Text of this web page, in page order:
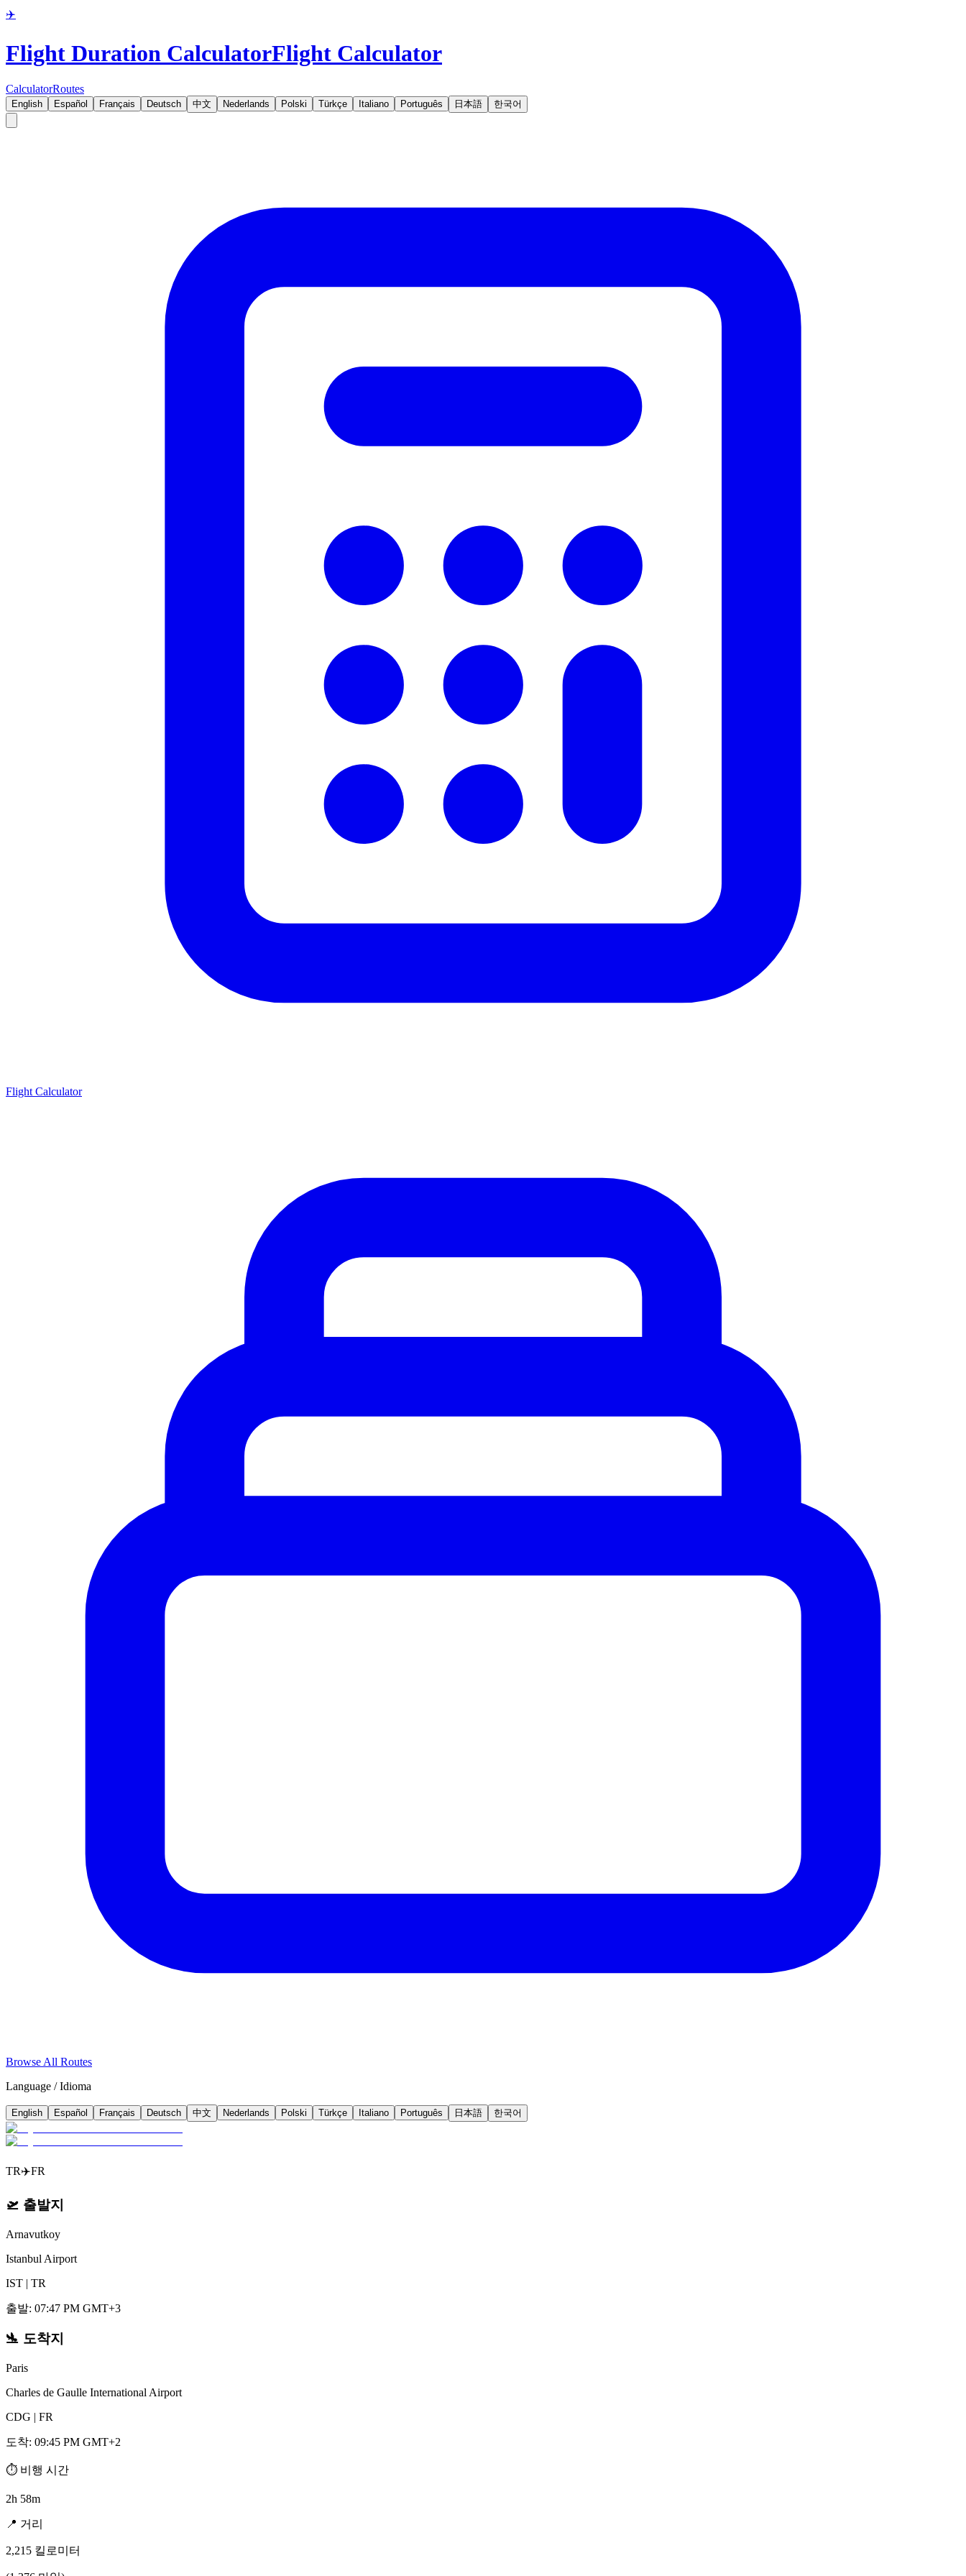
✈️
Flight Duration CalculatorFlight Calculator
CalculatorRoutes
English Español Français Deutsch 中文 Nederlands Polski Türkçe Italiano Português 日本語 한국어
Flight Calculator
Browse All Routes
Language / Idioma
English Español Français Deutsch 中文 Nederlands Polski Türkçe Italiano Português 日本語 한국어
TR✈️FR
🛫 출발지
Arnavutkoy
Istanbul Airport
IST | TR
출발: 07:47 PM GMT+3
🛬 도착지
Paris
Charles de Gaulle International Airport
CDG | FR
도착: 09:45 PM GMT+2
⏱️ 비행 시간
2h 58m
📍 거리
2,215 킬로미터